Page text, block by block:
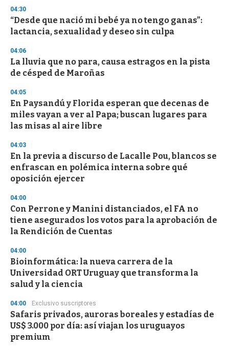
d
s
o
f
3
s
e
c
n
d
04:30
“Desde que nació mi bebé ya no tengo ganas”:
lactancia, sexualidad y deseo sin culpa
04:06
La lluvia que no para, causa estragos en la pista
de césped de Maroñas
04:05
En Paysandú y Florida esperan que decenas de
miles vayan a ver al Papa; buscan lugares para
las misas al aire libre
04:03
En la previa a discurso de Lacalle Pou, blancos se
enfrascan en polémica interna sobre qué
oposición ejercer
04:00
Con Perrone y Manini distanciados, el FA no
tiene asegurados los votos para la aprobación de
la Rendición de Cuentas
04:00
Bioinformática: la nueva carrera de la
Universidad ORT Uruguay que transforma la
salud y la ciencia
04:00 Exclusivo suscriptores
Safaris privados, auroras boreales y estadías de
US$ 3.000 por día: así viajan los uruguayos
premium